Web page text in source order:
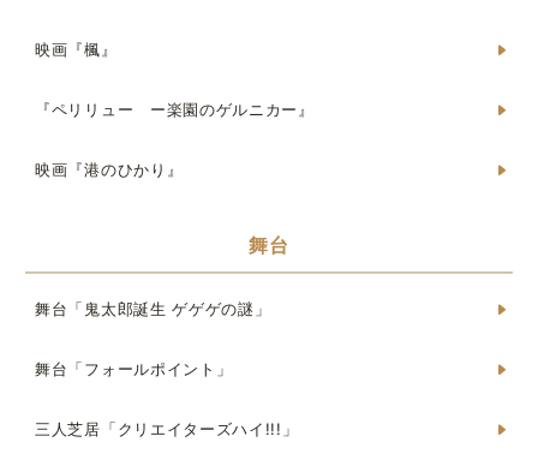
映画『楓』
『ペリリュー ー楽園のゲルニカー』
映画『港のひかり』
舞台
舞台「鬼太郎誕生 ゲゲゲの謎」
舞台「フォールポイント」
三人芝居「クリエイターズハイ!!!」